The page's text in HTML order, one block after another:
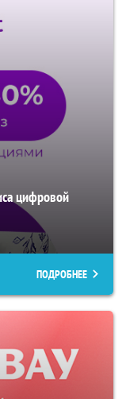
цифровой
ПОДРОБНЕЕ